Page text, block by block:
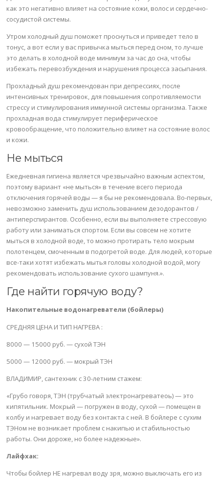
как это негативно влияет на состояние кожи, волос и сердечно-
сосудистой системы.
Утром холодный душ поможет проснуться и приведет тело в
тонус, а вот если у вас привычка мыться перед сном, то лучше
это делать в холодной воде минимум за час до сна, чтобы
избежать перевозбуждения и нарушения процесса засыпания.
Прохладный душ рекомендован при депрессиях, после
интенсивных тренировок, для повышения сопротивляемости
стрессу и стимулирования иммунной системы организма. Также
прохладная вода стимулирует периферическое
кровообращение, что положительно влияет на состояние волос
и кожи.
Не мыться
Ежедневная гигиена является чрезвычайно важным аспектом,
поэтому вариант «не мыться» в течение всего периода
отключения горячей воды — я бы не рекомендовала. Во-первых,
невозможно заменить душ использованием дезодорантов /
антиперспирантов. Особенно, если вы выполняете стрессовую
работу или заниматься спортом. Если вы совсем не хотите
мыться в холодной воде, то можно протирать тело мокрым
полотенцем, смоченным в подогретой воде. Для людей, которые
все-таки хотят избежать мытья головы холодной водой, могу
рекомендовать использование сухого шампуня.».
Где найти горячую воду?
Накопительные водонагреватели (бойлеры)
СРЕДНЯЯ ЦЕНА И ТИП НАГРЕВА :
8000 — 15000 руб. — сухой ТЭН
5000 — 12000 руб. — мокрый ТЭН
ВЛАДИМИР, сантехник с 30-летним стажем:
«Грубо говоря, ТЭН (трубчатый электронагреватеоь) — это
кипятильник. Мокрый — погружен в воду, сухой — помещен в
колбу и нагревает воду без контакта с ней. В бойлере с сухим
ТЭНом не возникает проблем с накипью и стабильностью
работы. Они дороже, но более надежные».
Лайфхак:
Чтобы бойлер НЕ нагревал воду зря, можно выключать его из